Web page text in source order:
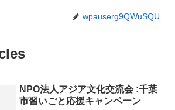
wpauserg9QWuSQU
NPO法人アジア文化交流会 :千葉
市習いごと応援キャンペーン